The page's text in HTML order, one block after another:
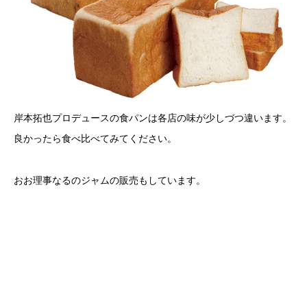
岸本拓也プロデュースの食パンは各店の味が少しづつ違います。
良かったら食べ比べてみてください。
おお理事なるのジャムの販売もしています。